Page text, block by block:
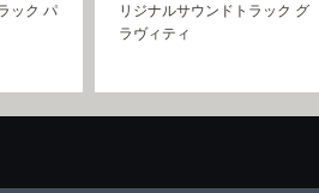
ック パ
リジナルサウンドトラック グ
ラヴィティ